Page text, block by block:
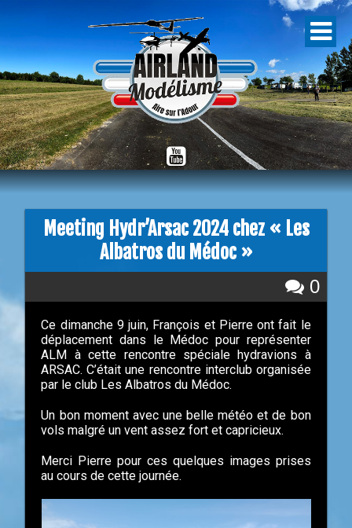
Meeting Hydr’Arsac 2024 chez « Les
Albatros du Médoc »
0
Ce dimanche 9 juin, François et Pierre ont fait le
déplacement dans le Médoc pour représenter
ALM à cette rencontre spéciale hydravions à
ARSAC. C’était une rencontre interclub organisée
par le club Les Albatros du Médoc.
Un bon moment avec une belle météo et de bon
vols malgré un vent assez fort et capricieux.
Merci Pierre pour ces quelques images prises
au cours de cette journée.